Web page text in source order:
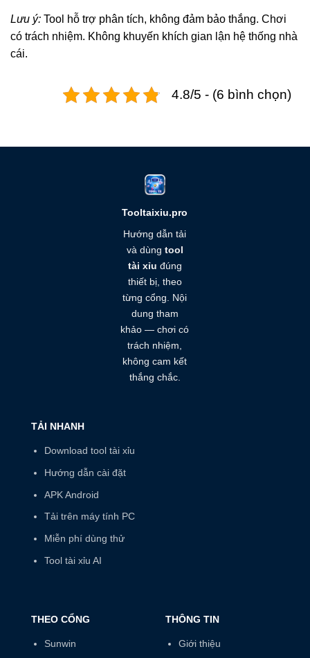
Lưu ý: Tool hỗ trợ phân tích, không đảm bảo thắng. Chơi
có trách nhiệm. Không khuyến khích gian lận hệ thống nhà
cái.
4.8/5 - (6 bình chọn)
Tooltaixiu.pro
Hướng dẫn tải
và dùng tool
tài xỉu đúng
thiết bị, theo
từng cổng. Nội
dung tham
khảo — chơi có
trách nhiệm,
không cam kết
thắng chắc.
TẢI NHANH
Download tool tài xỉu
Hướng dẫn cài đặt
APK Android
Tải trên máy tính PC
Miễn phí dùng thử
Tool tài xỉu AI
THEO CỔNG
Sunwin
THÔNG TIN
Giới thiệu